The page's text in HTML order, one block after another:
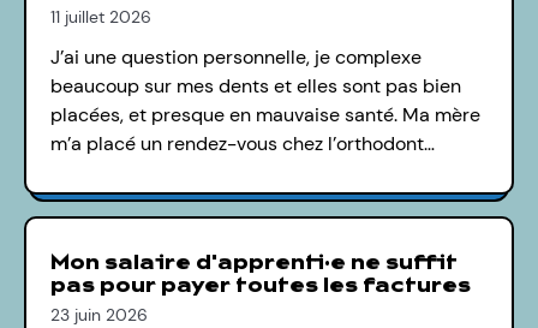
11 juillet 2026
J’ai une question personnelle, je complexe
beaucoup sur mes dents et elles sont pas bien
placées, et presque en mauvaise santé. Ma mère
m’a placé un rendez-vous chez l’orthodont…
Mon salaire d'apprenti·e ne suffit
pas pour payer toutes les factures
23 juin 2026